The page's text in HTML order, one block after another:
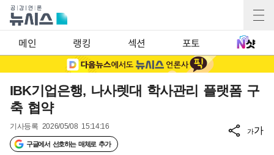
메인 랭킹 섹션 포토
IBK기업은행, 나사렛대 학사관리 플랫폼 구
축 협약
기사등록 2026/05/08 15:14:16
구글에서 선호하는 매체로 추가
가가